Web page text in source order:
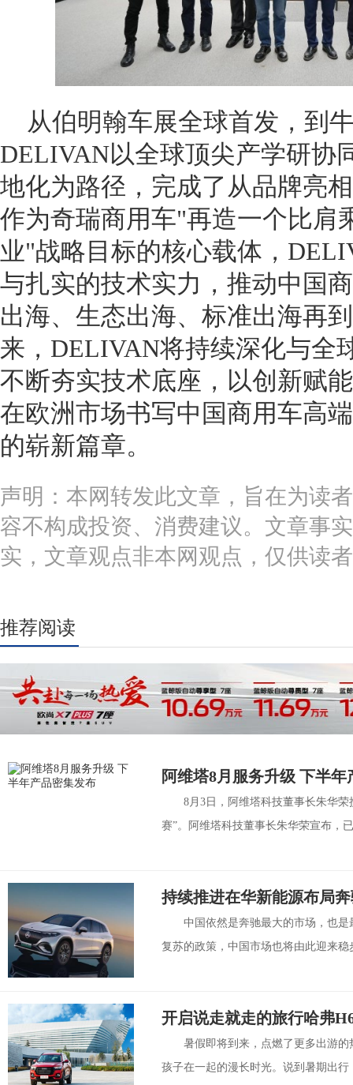
从伯明翰车展全球首发，到
DELIVAN以全球顶尖产学研协
地化为路径，完成了从品牌亮
作为奇瑞商用车"再造一个比肩
业"战略目标的核心载体，
与扎实的技术实力，推动中国
出海、生态出海、标准出海再
来，DELIVAN将持续深化与全
不断夯实技术底座，以创新赋
在欧洲市场书写中国商用车高
的崭新篇章。
声明：本网转发此文章，旨在为读
容不构成投资、消费建议。文章事
实，文章观点非本网观点，仅供读
推荐阅读
阿维塔8月服务升级 下半年
8月3日，阿维塔科技董事长朱华
赛”。阿维塔科技董事长朱华荣宣布，
持续推进在华新能源布局
中国依然是奔驰最大的市场，也
复苏的政策，中国市场也将由此迎来
开启说走就走的旅行哈弗
暑假即将到来，点燃了更多出游
孩子在一起的漫长时光。说到暑期出